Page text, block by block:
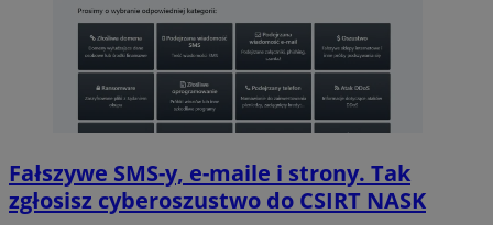
Fałszywe SMS-y, e-maile i strony. Tak
zgłosisz cyberoszustwo do CSIRT NASK